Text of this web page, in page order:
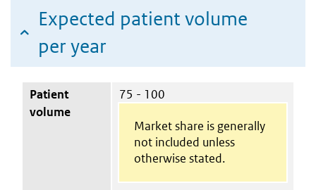
Expected patient volume
per year
Patient
volume
75 - 100
Market share is generally
not included unless
otherwise stated.